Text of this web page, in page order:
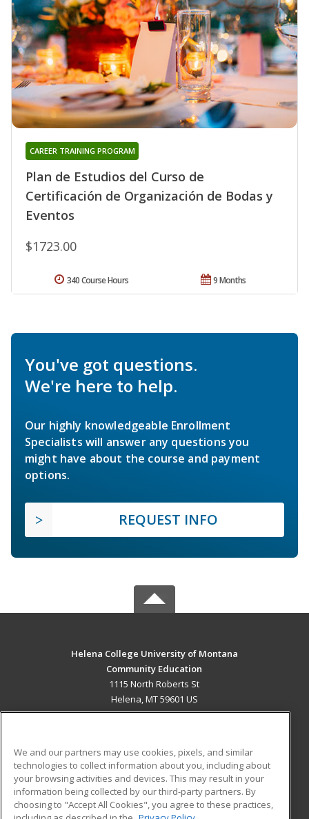
Plan de Estudios del Curso de
Certificación de Organización de Bodas y
Eventos
CAREER TRAINING PROGRAM
$1723.00
9 Months
340 Course Hours
You've got questions.
We're here to help.
Our highly knowledgeable Enrollment
Specialists will answer any questions you
might have about the course and payment
options.
REQUEST INFO
Helena College University of Montana
Community Education
1115 North Roberts St
Helena, MT 59601 US
ADDITIONAL RESOURCES
Military
Financial Assistance
Student Blog
We and our partners may use cookies, pixels, and similar
technologies to collect information about you, including about
your browsing activities and devices. This may result in your
information being collected by our third-party partners. By
choosing to "Accept All Cookies", you agree to these practices,